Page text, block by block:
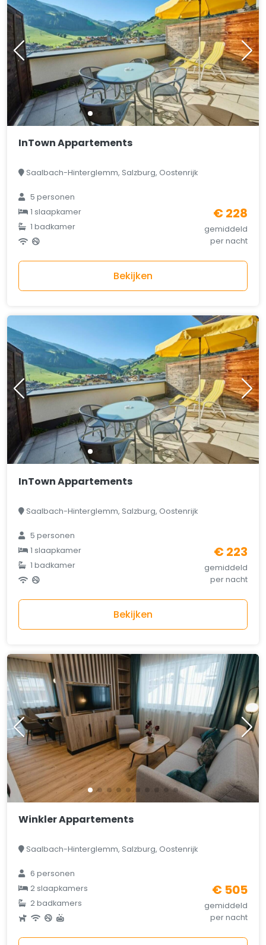
InTown Appartements
Saalbach-Hinterglemm, Salzburg, Oostenrijk
5 personen
1 slaapkamer
1 badkamer
€ 228
gemiddeld
per nacht
Bekijken
InTown Appartements
Saalbach-Hinterglemm, Salzburg, Oostenrijk
5 personen
1 slaapkamer
1 badkamer
€ 223
gemiddeld
per nacht
Bekijken
Winkler Appartements
Saalbach-Hinterglemm, Salzburg, Oostenrijk
6 personen
2 slaapkamers
2 badkamers
€ 505
gemiddeld
per nacht